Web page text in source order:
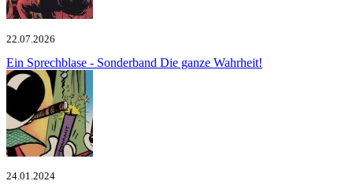
22.07.2026
Ein Sprechblase - Sonderband Die ganze Wahrheit!
24.01.2024